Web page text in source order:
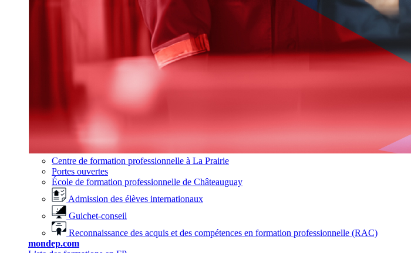
Centre de formation professionnelle à La Prairie
Portes ouvertes
École de formation professionnelle de Châteauguay
Admission des élèves internationaux
Guichet-conseil
Reconnaissance des acquis et des compétences en formation professionnelle (RAC)
mondep.com